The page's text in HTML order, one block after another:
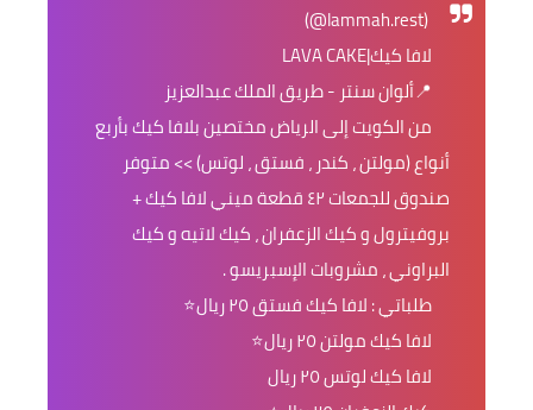
(lammah.rest@)
لافا كيك|LAVA CAKE
📍ألوان سنتر - طريق الملك عبدالعزيز
من الكويت إلى الرياض مختصين بلافا كيك بأربع
أنواع (مولتن ، كندر ، فستق ، لوتس) >> متوفر
صندوق للجمعات ٤٢ قطعة ميني لافا كيك +
بروفيترول و كيك الزعفران ، كيك لاتيه و كيك
البراوني ، مشروبات الإسبريسو .
طلباتي : لافا كيك فستق ٢٥ ريال⭐
لافا كيك مولتن ٢٥ ريال⭐
لافا كيك لوتس ٢٥ ريال